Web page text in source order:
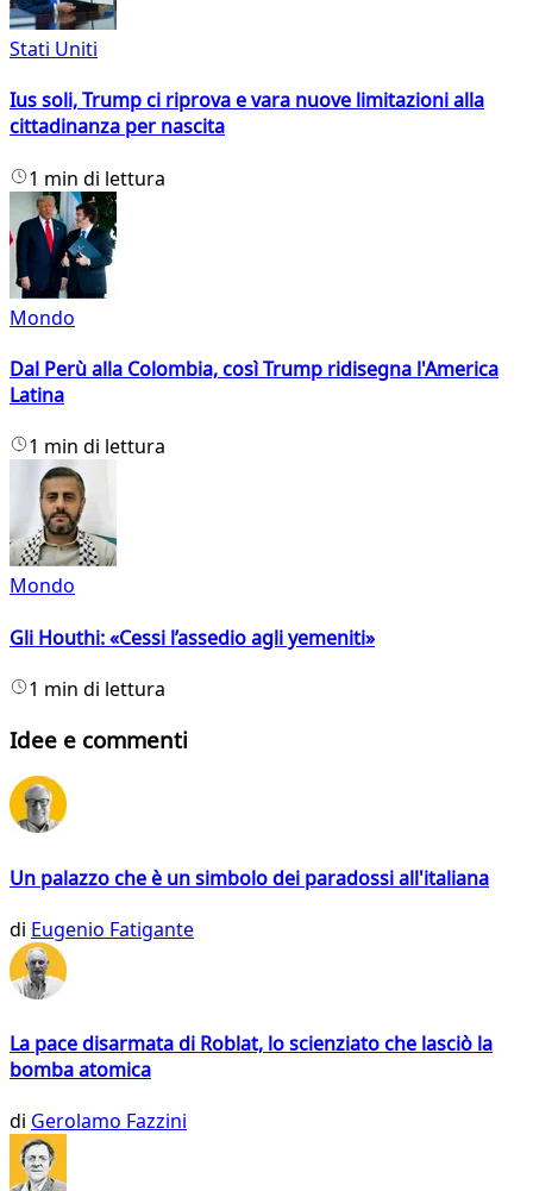
Stati Uniti
Ius soli, Trump ci riprova e vara nuove limitazioni alla
cittadinanza per nascita
1 min di lettura
Mondo
Dal Perù alla Colombia, così Trump ridisegna l'America
Latina
1 min di lettura
Mondo
Gli Houthi: «Cessi l’assedio agli yemeniti»
1 min di lettura
Idee e commenti
Un palazzo che è un simbolo dei paradossi all'italiana
di Eugenio Fatigante
La pace disarmata di Roblat, lo scienziato che lasciò la
bomba atomica
di Gerolamo Fazzini